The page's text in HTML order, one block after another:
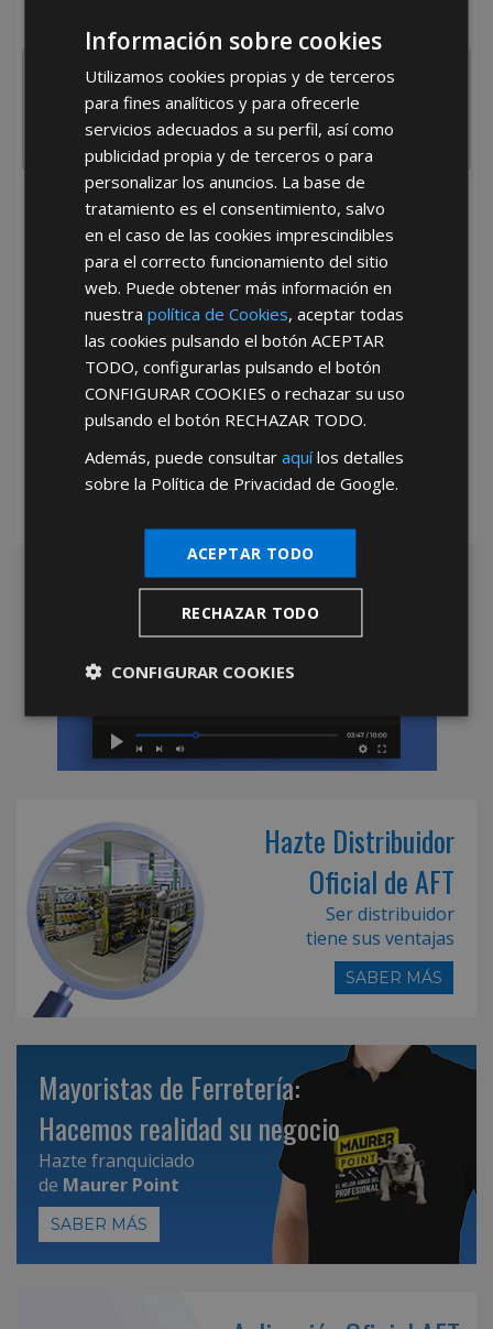
España
Portugal Otros
He leído y acepto laPolítica de Privacidad
*Abstenerse particulares, sólo venta a tiendas y empresas minoristas y
Hazte Distribuidor
Oficial de AFT
Ser distribuidor
tiene sus ventajas
SABER MÁS
Mayoristas de Ferretería:
Hacemos realidad su negocio
Hazte franquiciado
de Maurer Point
SABER MÁS
Información sobre cookies
Utilizamos cookies propias y de terceros
para fines analíticos y para ofrecerle
servicios adecuados a su perfil, así como
publicidad propia y de terceros o para
personalizar los anuncios. La base de
tratamiento es el consentimiento, salvo
en el caso de las cookies imprescindibles
para el correcto funcionamiento del sitio
web. Puede obtener más información en
nuestrapolítica de Cookies, aceptar todas
las cookies pulsando el botónACEPTAR
TODO, configurarlas pulsando el botón
CONFIGURAR COOKIES o rechazar su uso
pulsando el botón RECHAZAR TODO.
Además, puede consultaraquílos detalles
sobre la Política de Privacidad de Google.
ACEPTAR TODO
RECHAZAR TODO
CONFIGURAR COOKIES